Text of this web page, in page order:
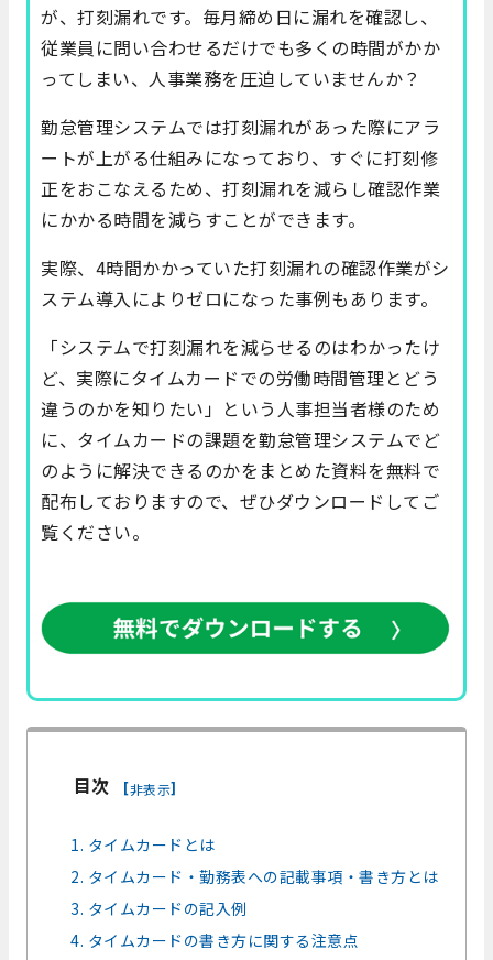
が、打刻漏れです。毎月締め日に漏れを確認し、
従業員に問い合わせるだけでも多くの時間がかか
ってしまい、人事業務を圧迫していませんか？
勤怠管理システムでは打刻漏れがあった際にアラ
ートが上がる仕組みになっており、すぐに打刻修
正をおこなえるため、打刻漏れを減らし確認作業
にかかる時間を減らすことができます。
実際、4時間かかっていた打刻漏れの確認作業がシ
ステム導入によりゼロになった事例もあります。
「システムで打刻漏れを減らせるのはわかったけ
ど、実際にタイムカードでの労働時間管理とどう
違うのかを知りたい」という人事担当者様のため
に、タイムカードの課題を勤怠管理システムでど
のように解決できるのかをまとめた資料を無料で
配布しておりますので、ぜひダウンロードしてご
覧ください。
目次 [非表示]
1. タイムカードとは
2. タイムカード・勤務表への記載事項・書き方とは
3. タイムカードの記入例
4. タイムカードの書き方に関する注意点